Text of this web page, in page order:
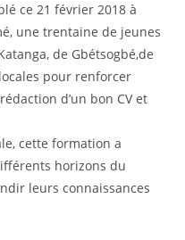
ce 21 février 2018 à
une trentaine de jeunes
de Gbétsogbé,de
pour renforcer
d’un bon CV et
cette formation a
horizons du
leurs connaissances